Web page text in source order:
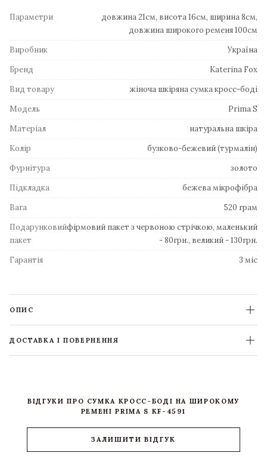
Параметри
довжина 21см, висота 16см, ширина 8см,
довжина широкого ременя 100см
Виробник
Україна
Бренд
Katerina Fox
Вид товару
жіноча шкіряна сумка кросс-боді
Модель
Prima S
Матеріал
натуральна шкіра
Колір
бузково-бежевий (турмалін)
Фурнітура
золото
Підкладка
бежева мікрофібра
Вага
520 грам
Подарунковий
пакет
фірмовий пакет з червоною стрічкою, маленький
- 80грн., великий - 130грн.
Гарантія
3 міс
ОПИС
ДОСТАВКА І ПОВЕРНЕННЯ
ВІДГУКИ ПРО СУМКА КРОСС-БОДІ НА ШИРОКОМУ
РЕМЕНІ PRIMA S KF-4591
ЗАЛИШИТИ ВІДГУК